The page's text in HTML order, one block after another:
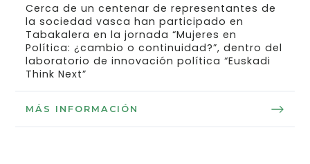
Cerca de un centenar de representantes de
la sociedad vasca han participado en
Tabakalera en la jornada “Mujeres en
Política: ¿cambio o continuidad?”, dentro del
laboratorio de innovación política “Euskadi
Think Next”
MÁS INFORMACIÓN